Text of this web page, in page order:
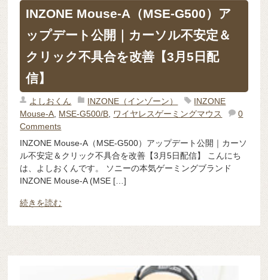
INZONE Mouse-A（MSE-G500）ア
ップデート公開｜カーソル不安定＆
クリック不具合を改善【3月5日配
信】
よしおくん INZONE（インゾーン）
INZONE
Mouse-A MSE-G500/B ワイヤレスゲーミングマウス
0
Comments
INZONE Mouse-A（MSE-G500）アップデート公開｜カーソ
ル不安定＆クリック不具合を改善【3月5日配信】 こんにち
は、よしおくんです。 ソニーの本気ゲーミングブランド
INZONE Mouse-A (MSE […]
続きを読む